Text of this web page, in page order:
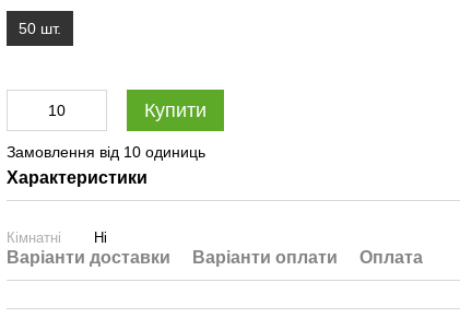
50 шт.
Купити
Замовлення від 10 одиниць
Характеристики
Кімнатні Ні
Варіанти доставки Варіанти оплати Оплата